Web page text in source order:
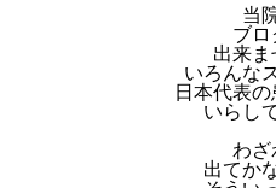
当
ブロ
出来
いろんな
日本代表
いらし
わざ
出てか